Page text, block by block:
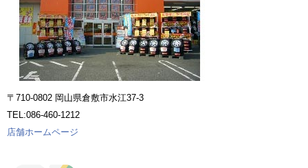
〒710-0802 岡山県倉敷市水江37-3
TEL:086-460-1212
店舗ホームページ